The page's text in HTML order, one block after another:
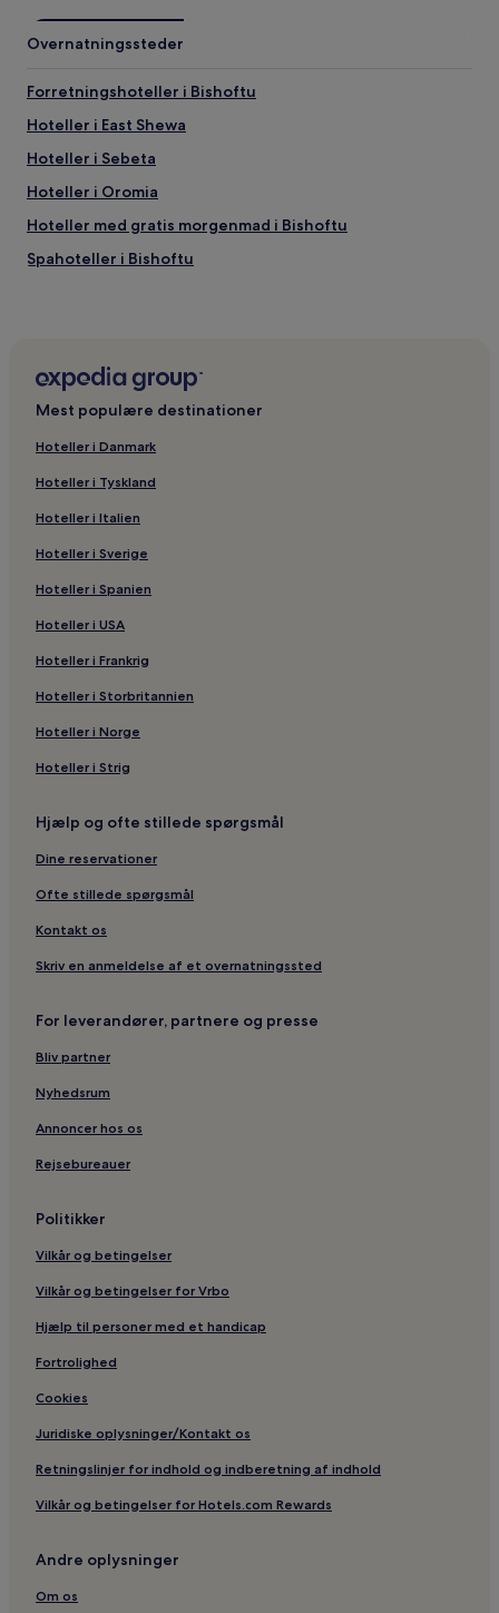
Overnatningssteder
Forretningshoteller i Bishoftu
Hoteller i East Shewa
Hoteller i Sebeta
Hoteller i Oromia
Hoteller med gratis morgenmad i Bishoftu
Spahoteller i Bishoftu
Hoteller i Mojo
Hoteller i Bishoftu
Mest populære destinationer
Hoteller i Danmark
Hoteller i Tyskland
Hoteller i Italien
Hoteller i Sverige
Hoteller i Spanien
Hoteller i USA
Hoteller i Frankrig
Hoteller i Storbritannien
Hoteller i Norge
Hoteller i Strig
Hjælp og ofte stillede spørgsmål
Dine reservationer
Ofte stillede spørgsmål
Kontakt os
Skriv en anmeldelse af et overnatningssted
For leverandører, partnere og presse
Bliv partner
Nyhedsrum
Annoncer hos os
Rejsebureauer
Politikker
Vilkår og betingelser
Vilkår og betingelser for Vrbo
Hjælp til personer med et handicap
Fortrolighed
Cookies
Juridiske oplysninger/Kontakt os
Retningslinjer for indhold og indberetning af indhold
Vilkår og betingelser for Hotels.com Rewards
Andre oplysninger
Om os